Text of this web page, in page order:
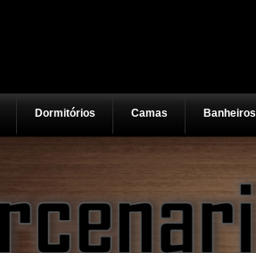
Dormitórios Camas Banheiros